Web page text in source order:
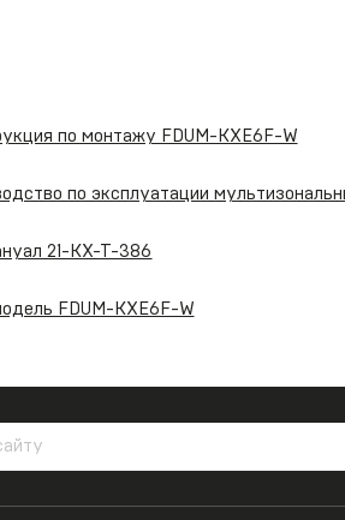
по монтажу FDUM-KXE6F-W
по эксплуатации
21-KX-T-386
FDUM-KXE6F-W